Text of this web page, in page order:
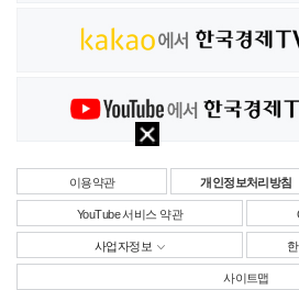
이용약관 개인정보처리방침
YouTube 서비스 약관
사업자정보
사이트맵